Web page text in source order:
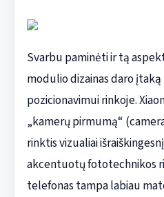
Svarbu paminėti ir tą
modulio dizainas daro
pozicionavimui rinkoje.
„kamerų pirmumą“
rinktis vizualiai
akcentuotų fototechnikos
telefonas tampa labiau